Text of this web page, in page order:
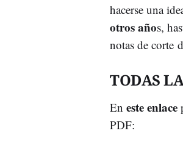
hacerse una
otros años,
notas de corte
TODAS
En este enlace
PDF: